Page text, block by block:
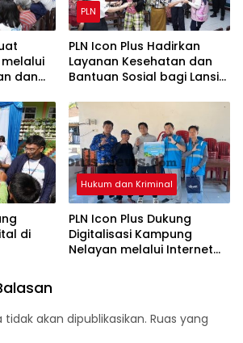
dan
PLN
PLN Icon Plus Hadirkan
Layanan Kesehatan dan
Bantuan Sosial bagi Lansia
Malang
di
Hukum dan Kriminal
PLN Icon Plus Dukung
Digitalisasi Kampung
Nelayan melalui Internet
akan dipublikasikan. Ruas yang